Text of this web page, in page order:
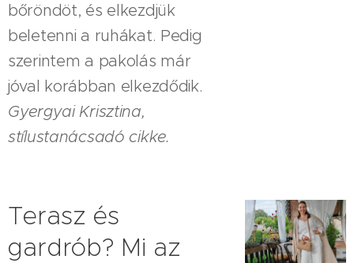
bőröndöt, és elkezdjük
beletenni a ruhákat. Pedig
szerintem a pakolás már
jóval korábban elkezdődik.
Gyergyai Krisztina,
stílustanácsadó cikke.
Terasz és
gardrób? Mi az